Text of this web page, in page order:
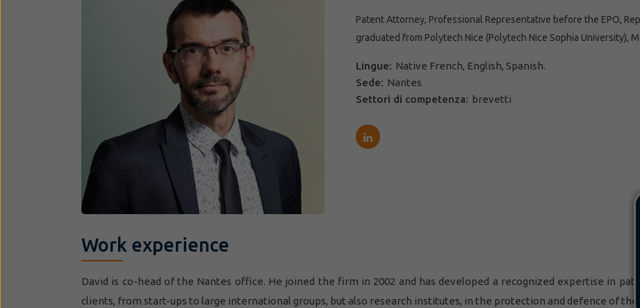
Patent Attorney, Professional Representative before the EPO,
graduated from Polytech Nice (Polytech Nice Sophia University),
Lingue: Native French, English, Spanish.
Sede: Nantes
Settori di competenza: brevetti
Work experience
David is co-head of the Nantes office. He joined the firm in 2002 and has developed a recognized expertise in
clients, from start-ups to large international groups, but also research institutes, in the protection and defence of